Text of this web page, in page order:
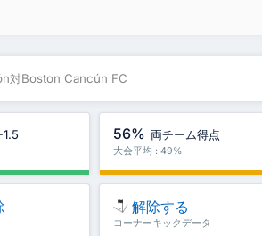
対Boston Cancún FC
1.5 56% 両チーム得点
大会平均 : 49%
解除する
コーナーキックデータ